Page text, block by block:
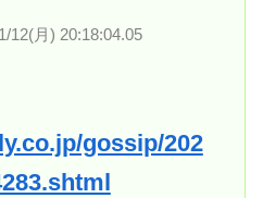
12(月) 20:18:04.05
gossip/202